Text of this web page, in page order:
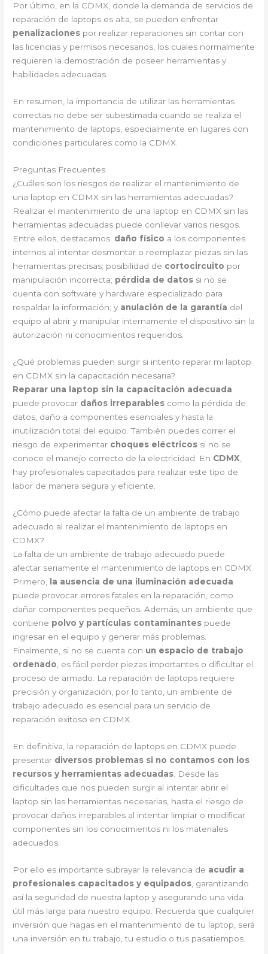
Por último, en la CDMX, donde la demanda de servicios de
reparación de laptops es alta, se pueden enfrentar
penalizaciones por realizar reparaciones sin contar con
las licencias y permisos necesarios, los cuales normalmente
requieren la demostración de poseer herramientas y
habilidades adecuadas.
En resumen, la importancia de utilizar las herramientas
correctas no debe ser subestimada cuando se realiza el
mantenimiento de laptops, especialmente en lugares con
condiciones particulares como la CDMX.
Preguntas Frecuentes
¿Cuáles son los riesgos de realizar el mantenimiento de
una laptop en CDMX sin las herramientas adecuadas?
Realizar el mantenimiento de una laptop en CDMX sin las
herramientas adecuadas puede conllevar varios riesgos.
Entre ellos, destacamos: daño físico a los componentes
internos al intentar desmontar o reemplazar piezas sin las
herramientas precisas; posibilidad de cortocircuito por
manipulación incorrecta; pérdida de datos si no se
cuenta con software y hardware especializado para
respaldar la información; y anulación de la garantía del
equipo al abrir y manipular internamente el dispositivo sin la
autorización ni conocimientos requeridos.
¿Qué problemas pueden surgir si intento reparar mi laptop
en CDMX sin la capacitación necesaria?
Reparar una laptop sin la capacitación adecuada
puede provocar daños irreparables como la pérdida de
datos, daño a componentes esenciales y hasta la
inutilización total del equipo. También puedes correr el
riesgo de experimentar choques eléctricos si no se
conoce el manejo correcto de la electricidad. En CDMX
hay profesionales capacitados para realizar este tipo de
labor de manera segura y eficiente.
¿Cómo puede afectar la falta de un ambiente de trabajo
adecuado al realizar el mantenimiento de laptops en
CDMX?
La falta de un ambiente de trabajo adecuado puede
afectar seriamente el mantenimiento de laptops en CDMX.
Primero,
la ausencia de una iluminación adecuada
puede provocar errores fatales en la reparación, como
dañar componentes pequeños. Además, un ambiente que
contiene polvo y partículas contaminantes puede
ingresar en el equipo y generar más problemas.
Finalmente, si no se cuenta con un espacio de trabajo
ordenado , es fácil perder piezas importantes o dificultar el
proceso de armado. La reparación de laptops requiere
precisión y organización, por lo tanto, un ambiente de
trabajo adecuado es esencial para un servicio de
reparación exitoso en CDMX.
En definitiva, la reparación de laptops en CDMX puede
presentar diversos problemas si no contamos con los
recursos y herramientas adecuadas . Desde las
dificultades que nos pueden surgir al intentar abrir el
laptop sin las herramientas necesarias, hasta el riesgo de
provocar daños irreparables al intentar limpiar o modificar
componentes sin los conocimientos ni los materiales
adecuados.
Por ello es importante subrayar la relevancia de acudir a
profesionales capacitados y equipados , garantizando
así la seguridad de nuestra laptop y asegurando una vida
útil más larga para nuestro equipo. Recuerda que cualquier
inversión que hagas en el mantenimiento de tu laptop, será
una inversión en tu trabajo, tu estudio o tus pasatiempos.